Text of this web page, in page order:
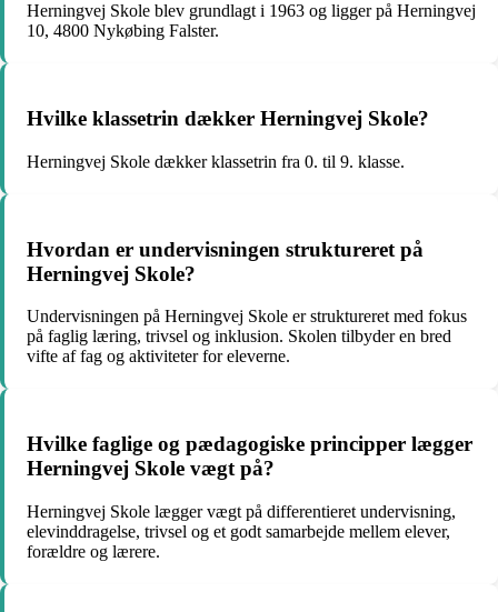
Herningvej Skole blev grundlagt i 1963 og ligger på Herningvej
10, 4800 Nykøbing Falster.
Hvilke klassetrin dækker Herningvej Skole?
Herningvej Skole dækker klassetrin fra 0. til 9. klasse.
Hvordan er undervisningen struktureret på
Herningvej Skole?
Undervisningen på Herningvej Skole er struktureret med fokus
på faglig læring, trivsel og inklusion. Skolen tilbyder en bred
vifte af fag og aktiviteter for eleverne.
Hvilke faglige og pædagogiske principper lægger
Herningvej Skole vægt på?
Herningvej Skole lægger vægt på differentieret undervisning,
elevinddragelse, trivsel og et godt samarbejde mellem elever,
forældre og lærere.